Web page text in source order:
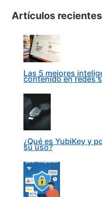
Artículos recientes
Las 5 mejores
contenido en redes
¿Qué es YubiKey y
su uso?